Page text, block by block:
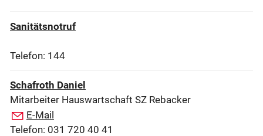
Sanitätsnotruf
Telefon: 144
Schafroth Daniel
Mitarbeiter Hauswartschaft SZ Rebacker
E-Mail
Telefon: 031 720 40 41